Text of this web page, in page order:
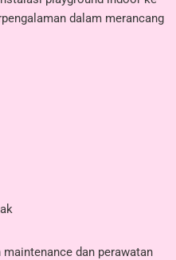
dalam merancang
dan perawatan